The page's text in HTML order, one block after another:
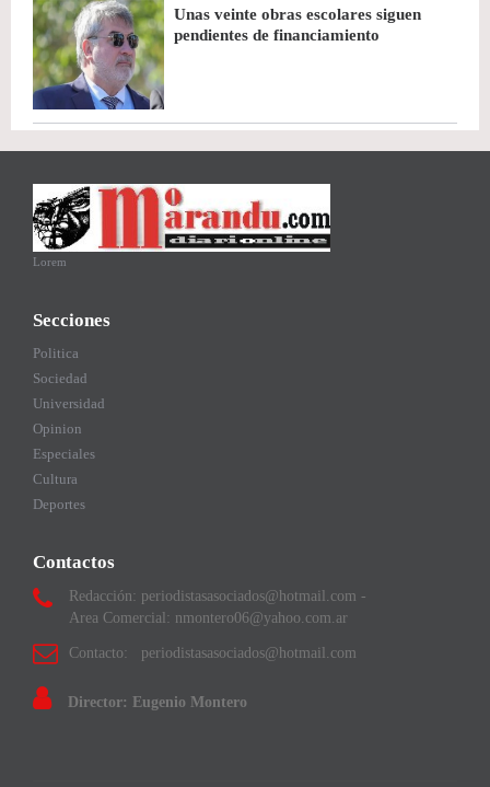
Unas veinte obras escolares siguen
pendientes de financiamiento
Lorem
Secciones
Politica
Sociedad
Universidad
Opinion
Especiales
Cultura
Deportes
Contactos
Redacción: periodistasasociados@hotmail.com -
Area Comercial: nmontero06@yahoo.com.ar
Contacto: periodistasasociados@hotmail.com
Director: Eugenio Montero